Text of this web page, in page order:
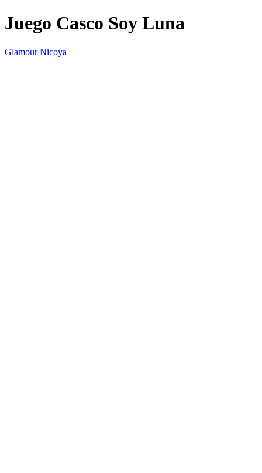
Juego Casco Soy Luna
Glamour Nicoya